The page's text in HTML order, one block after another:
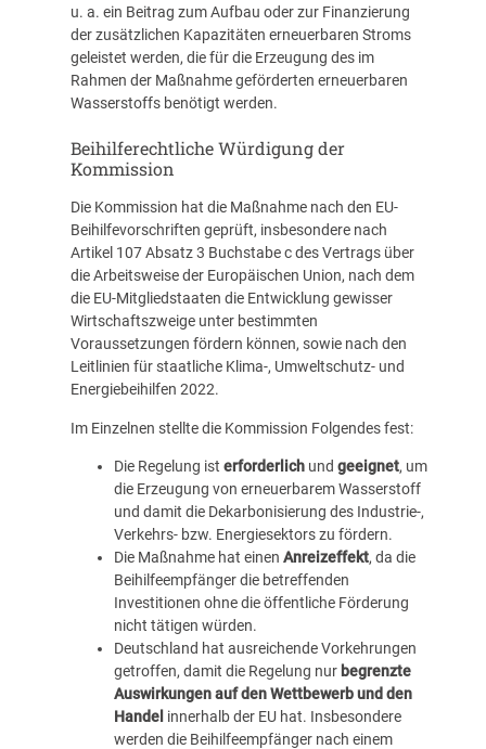
u. a. ein Beitrag zum Aufbau oder zur Finanzierung
der zusätzlichen Kapazitäten erneuerbaren Stroms
geleistet werden, die für die Erzeugung des im
Rahmen der Maßnahme geförderten erneuerbaren
Wasserstoffs benötigt werden.
Beihilferechtliche Würdigung der
Kommission
Die Kommission hat die Maßnahme nach den EU-
Beihilfevorschriften geprüft, insbesondere nach
Artikel 107 Absatz 3 Buchstabe c des Vertrags über
die Arbeitsweise der Europäischen Union, nach dem
die EU-Mitgliedstaaten die Entwicklung gewisser
Wirtschaftszweige unter bestimmten
Voraussetzungen fördern können, sowie nach den
Leitlinien für staatliche Klima-, Umweltschutz- und
Energiebeihilfen 2022.
Im Einzelnen stellte die Kommission Folgendes fest:
Die Regelung ist erforderlichund geeignet, um
die Erzeugung von erneuerbarem Wasserstoff
und damit die Dekarbonisierung des Industrie-,
Verkehrs- bzw. Energiesektors zu fördern.
Die Maßnahme hat einen Anreizeffekt, da die
Beihilfeempfänger die betreffenden
Investitionen ohne die öffentliche Förderung
nicht tätigen würden.
Deutschland hat ausreichende Vorkehrungen
getroffen, damit die Regelung nur begrenzte
Auswirkungen auf den Wettbewerb und den
Handel innerhalb der EU hat. Insbesondere
werden die Beihilfeempfänger nach einem